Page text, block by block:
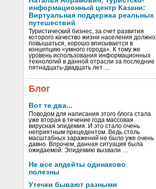
информационный центр Казани:
Виртуальная поддержка реальных
путешествий
Туристический бизнес, за счет развития
которого качество жизни населения должно
повышаться, хорошо вписывается в
концепцию «умного города». К тому же
уровень использования информационных
технологий в данной отрасли за последние
пятнадцать-двадцать лет …
Блог
Вот те два...
Поводом для написания этого блога стала
уже вторая в течение года массовая
вирусная эпидемия. И это стало очень
неприятным прецедентом. Ведь столь
масштабных заражений не было уже очень
давно. Впрочем, данная ситуация была
ожидаемой. Эпидемию вызвали …
Не все апдейты одинаково
полезны
Утечки бывают разными